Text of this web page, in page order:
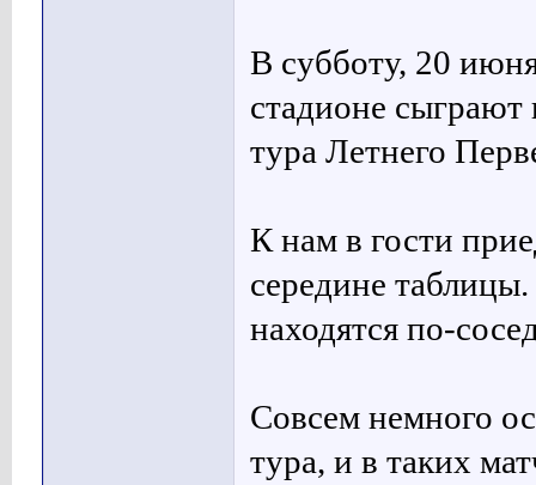
В субботу, 20
стадионе сыграют
тура Летнего
К нам в гости
середине
находятся по-
Совсем немного
тура, и в таких